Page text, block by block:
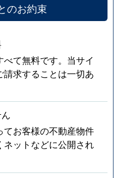
のお約束
て無料です。当サイ
請求することは一切あ
お客様の不動産物件
ットなどに公開され